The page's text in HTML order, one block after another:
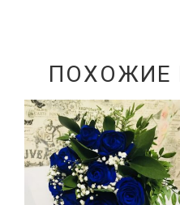
ПОХОЖИЕ